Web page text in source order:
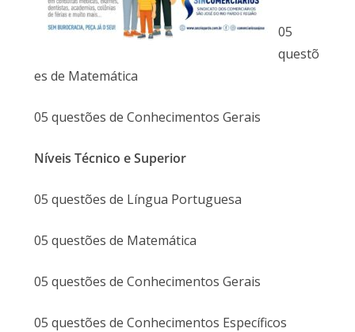
05
questõ
es de Matemática
05 questões de Conhecimentos Gerais
Níveis Técnico e Superior
05 questões de Língua Portuguesa
05 questões de Matemática
05 questões de Conhecimentos Gerais
05 questões de Conhecimentos Específicos